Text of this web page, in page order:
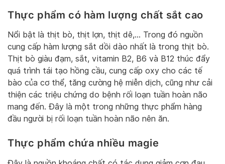
Thực phẩm có hàm lượng chất sắt cao
Nổi bật là thịt bò, thịt lợn, thịt dê,… Trong đó nguồn
cung cấp hàm lượng sắt dồi dào nhất là trong thịt bò.
Thịt bò giàu đạm, sắt, vitamin B2, B6 và B12 thúc đẩy
quá trình tái tạo hồng cầu, cung cấp oxy cho các tế
bào của cơ thể, tăng cường hệ miễn dịch, cũng như cải
thiện các triệu chứng do bệnh rối loạn tuần hoàn não
mang đến. Đây là một trong những thực phẩm hàng
đầu người bị rối loạn tuần hoàn não nên ăn.
Thực phẩm chứa nhiều magie